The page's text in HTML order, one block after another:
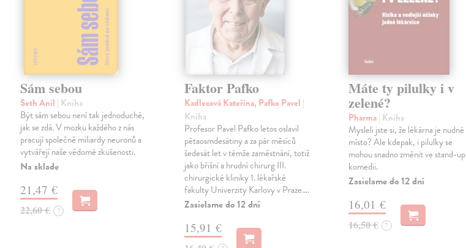
Sám sebou
Seth Anil | Kniha
Být sám sebou není tak jednoduché,
jak se zdá. V mozku každého z nás
pracují společně miliardy neuronů a
vytvářejí naše vědomé zkušenosti.
Na sklade
21,47 €
22,60 € ?
Faktor Pafko
Kadlecová Kateřina, Pafko Pavel |
Kniha
Profesor Pavel Pafko letos oslavil
pětaosmdesátiny a za pár měsíců
šedesát let v témže zaměstnání, totiž
jako břišní a hrudní chirurg III.
chirurgické kliniky 1. lékařské
fakulty Univerzity Karlovy v Praze.…
Zasielame do 12 dní
15,91 €
Máte ty pilulky i v
zelené?
Pharma| Kniha
Mysleli jste si, že lékárna je nudné
místo? Ale kdepak, i pilulky se
mohou snadno změnit ve stand-up
komedii.
Zasielame do 12 dní
16,01 €
16,50 € ?